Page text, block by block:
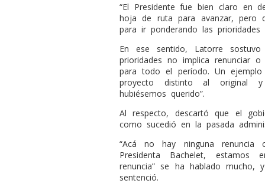
“El Presidente fue bien claro en
hoja de ruta para avanzar, pero
para ir ponderando las prioridades
En ese sentido, Latorre
prioridades no implica renunciar
para todo el período. Un
proyecto distinto al original y
hubiésemos querido”.
Al respecto, descartó que el
como sucedió en la pasada
“Acá no hay ninguna
Presidenta Bachelet,
renuncia” se ha hablado mucho,
sentenció.